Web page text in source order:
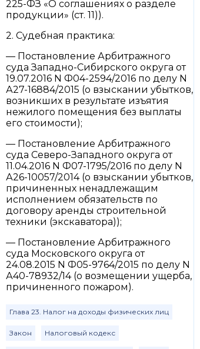
225-ФЗ «О соглашениях о разделе
продукции» (ст. 11)).
2. Судебная практика:
— Постановление Арбитражного
суда Западно-Сибирского округа от
19.07.2016 N Ф04-2594/2016 по делу N
А27-16884/2015 (о взыскании убытков,
возникших в результате изъятия
нежилого помещения без выплаты
его стоимости);
— Постановление Арбитражного
суда Северо-Западного округа от
11.04.2016 N Ф07-1795/2016 по делу N
А26-10057/2014 (о взыскании убытков,
причиненных ненадлежащим
исполнением обязательств по
договору аренды строительной
техники (экскаватора));
— Постановление Арбитражного
суда Московского округа от
24.08.2015 N Ф05-9764/2015 по делу N
А40-78932/14 (о возмещении ущерба,
причиненного пожаром).
Глава 23. Налог на доходы физических лиц
Закон Налоговый кодекс